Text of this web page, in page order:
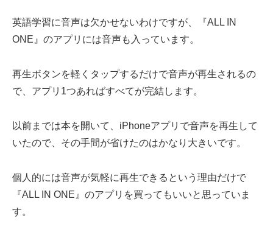
英語学習に音声は欠かせないわけですが、『ALL IN
ONE』のアプリには音声も入っています。
再生ボタンを軽くタップするだけで音声が再生されるの
で、アプリ1つあればすべてが完結します。
以前までは本を開いて、iPhoneアプリで音声を再生して
いたので、その手間が省けたのはかなり大きいです。
個人的には音声が気軽に再生できるという理由だけで
『ALL IN ONE』のアプリを買ってもいいと思っていま
す。